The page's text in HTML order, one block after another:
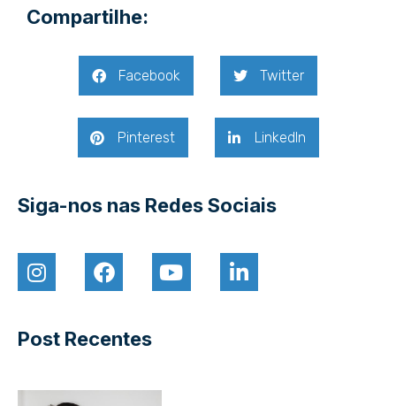
Compartilhe:
Facebook Twitter
Pinterest LinkedIn
Siga-nos nas Redes Sociais
Post Recentes